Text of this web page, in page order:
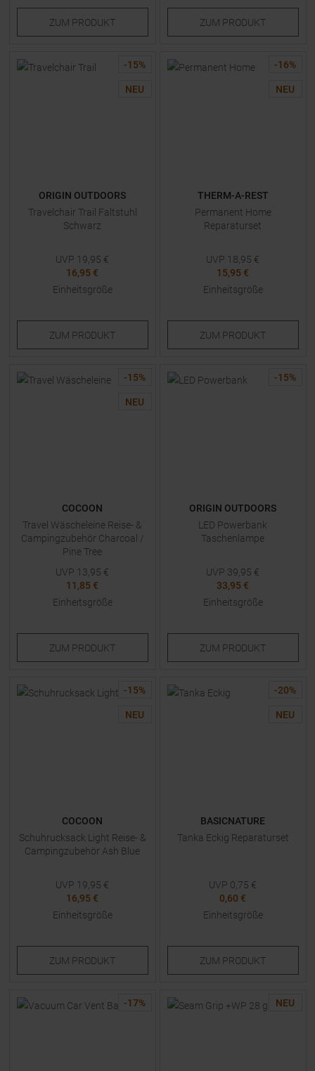
ZUM PRODUKT ZUM PRODUKT
-15%
NEU
ORIGIN OUTDOORS
Travelchair Trail Faltstuhl
Schwarz
UVP 19,95 €
16,95 €
Einheitsgröße
ZUM PRODUKT
-16%
NEU
THERM-A-REST
Permanent Home
Reparaturset
UVP 18,95 €
15,95 €
Einheitsgröße
ZUM PRODUKT
-15%
NEU
COCOON
Travel Wäscheleine Reise- &
Campingzubehör Charcoal /
Pine Tree
UVP 13,95 €
11,85 €
Einheitsgröße
ZUM PRODUKT
-15%
ORIGIN OUTDOORS
LED Powerbank
Taschenlampe
UVP 39,95 €
33,95 €
Einheitsgröße
ZUM PRODUKT
-15%
NEU
COCOON
Schuhrucksack Light Reise- &
Campingzubehör Ash Blue
UVP 19,95 €
16,95 €
Einheitsgröße
ZUM PRODUKT
-20%
NEU
BASICNATURE
Tanka Eckig Reparaturset
UVP 0,75 €
0,60 €
Einheitsgröße
ZUM PRODUKT
-17% NEU